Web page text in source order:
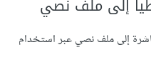
إلى ملف نصي عبر استخدام